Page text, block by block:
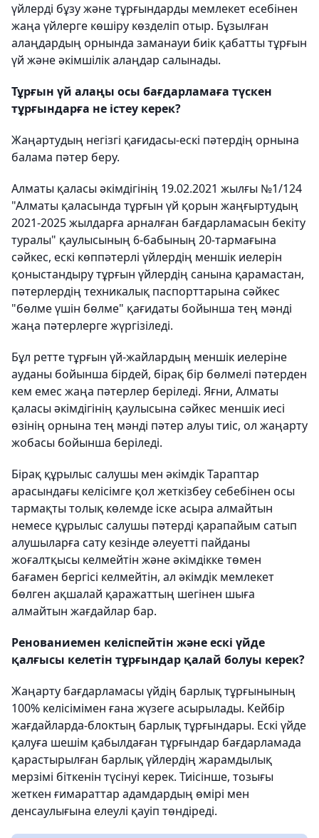
үйлерді бұзу және тұрғындарды мемлекет есебінен
жаңа үйлерге көшіру көзделіп отыр. Бұзылған
алаңдардың орнында заманауи биік қабатты тұрғын
үй және әкімшілік алаңдар салынады.
Тұрғын үй алаңы осы бағдарламаға түскен
тұрғындарға не істеу керек?
Жаңартудың негізгі қағидасы-ескі пәтердің орнына
балама пәтер беру.
Алматы қаласы әкімдігінің 19.02.2021 жылғы №1/124
"Алматы қаласында тұрғын үй қорын жаңғыртудың
2021-2025 жылдарға арналған бағдарламасын бекіту
туралы" қаулысының 6-бабының 20-тармағына
сәйкес, ескі көппәтерлі үйлердің меншік иелерін
қоныстандыру тұрғын үйлердің санына қарамастан,
пәтерлердің техникалық паспорттарына сәйкес
"бөлме үшін бөлме" қағидаты бойынша тең мәнді
жаңа пәтерлерге жүргізіледі.
Бұл ретте тұрғын үй-жайлардың меншік иелеріне
ауданы бойынша бірдей, бірақ бір бөлмелі пәтерден
кем емес жаңа пәтерлер беріледі. Яғни, Алматы
қаласы әкімдігінің қаулысына сәйкес меншік иесі
өзінің орнына тең мәнді пәтер алуы тиіс, ол жаңарту
жобасы бойынша беріледі.
Бірақ құрылыс салушы мен әкімдік Тараптар
арасындағы келісімге қол жеткізбеу себебінен осы
тармақты толық көлемде іске асыра алмайтын
немесе құрылыс салушы пәтерді қарапайым сатып
алушыларға сату кезінде әлеуетті пайданы
жоғалтқысы келмейтін және әкімдікке төмен
бағамен бергісі келмейтін, ал әкімдік мемлекет
бөлген ақшалай қаражаттың шегінен шыға
алмайтын жағдайлар бар.
Ренованиемен келіспейтін және ескі үйде
қалғысы келетін тұрғындар қалай болуы керек?
Жаңарту бағдарламасы үйдің барлық тұрғынының
100% келісімімен ғана жүзеге асырылады. Кейбір
жағдайларда-блоктың барлық тұрғындары. Ескі үйде
қалуға шешім қабылдаған тұрғындар бағдарламада
қарастырылған барлық үйлердің жарамдылық
мерзімі біткенін түсінуі керек. Тиісінше, тозығы
жеткен ғимараттар адамдардың өмірі мен
денсаулығына елеулі қауіп төндіреді.